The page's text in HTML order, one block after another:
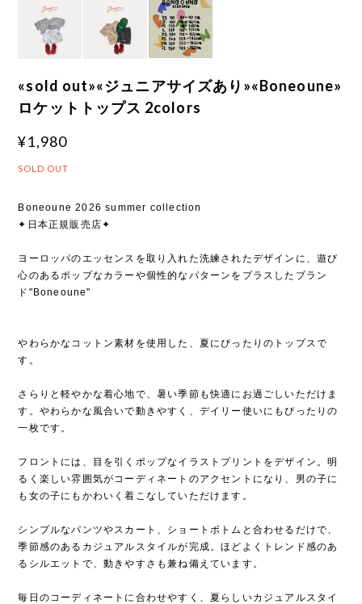
«sold out»«ジュニアサイズあり»«Boneoune»
ロケットトップス 2colors
¥1,980
SOLD OUT
Boneoune 2026 summer collection
✦日本正規販売店✦
ヨーロッパのエッセンスを取り入れた洗練されたデザインに、遊び
心のあるポップなカラーや個性的なパターンをプラスしたブラン
ド"Boneoune"
やわらかなコットン素材を使用した、夏にぴったりのトップスで
す。
さらりと軽やかな着心地で、暑い季節も快適にお過ごしいただけま
す。やわらかな風合いで動きやすく、デイリー使いにもぴったりの
一枚です。
フロントには、目を引くポップなイラストプリントをデザイン。明
るく楽しい雰囲気がコーディネートのアクセントになり、男の子に
も女の子にもかわいく着こなしていただけます。
シンプルなパンツやスカート、ショートボトムと合わせるだけで、
季節感のあるカジュアルスタイルが完成。ほどよくトレンド感のあ
るシルエットで、動きやすさも兼ね備えています。
毎日のコーディネートに合わせやすく、夏らしいカジュアルスタイ